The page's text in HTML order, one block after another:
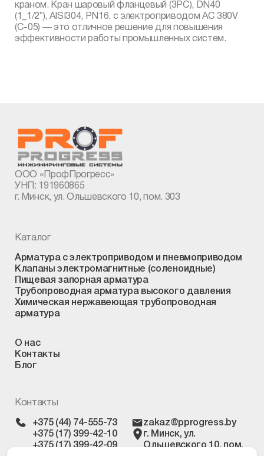
краном. Кран шаровый фланцевый (3PC), DN40
(1_1/2″), AISI304, PN16, с электроприводом AC 380V
(С-05) — это отличное решение для повышения
эффективности работы промышленных систем.
ООО «ПрофПрогресс»
УНП: 191960865
г. Минск, ул. Ольшевского 10, пом. 303
Каталог
Арматура с электроприводом и пневмоприводом
Клапаны электромагнитные (соленоидные)
Пищевая запорная арматура
Трубопроводная арматура высокого давления
Химическая нержавеющая трубопроводная
арматура
О нас
Контакты
Блог
Контакты
+375 (44) 74-555-73
+375 (17) 399-42-10
+375 (17) 399-42-09
zakaz@pprogress.by
г. Минск, ул.
Ольшевского 10, пом.